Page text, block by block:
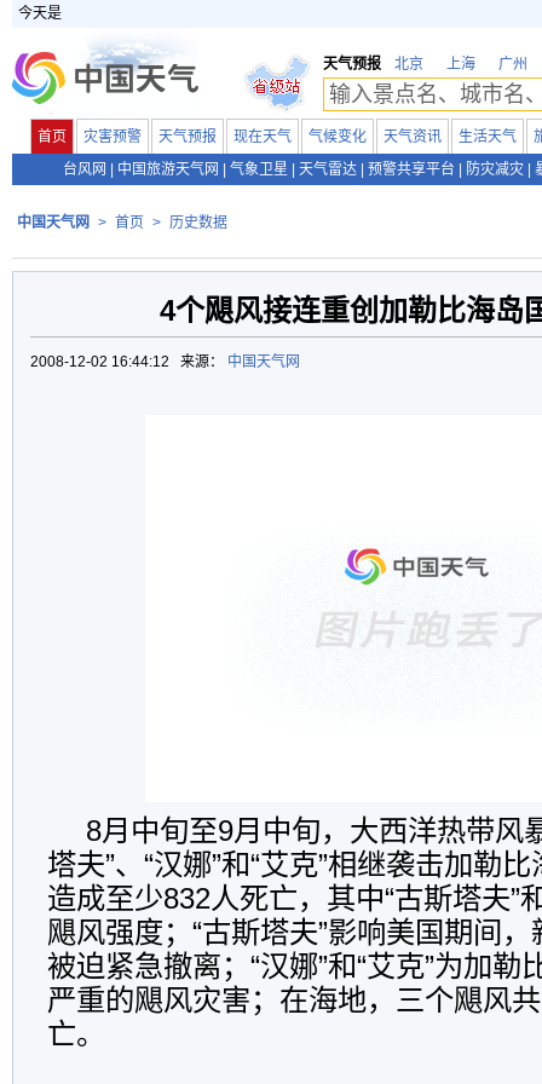
今天是
天气预报 北京 上海 广州
首页 灾害预警 天气预报 现在天气 气候变化 天气资讯 生活天气
台风网
中国旅游天气网 气象卫星 天气雷达 预警共享平台 防灾减灾
中国天气网 > 首页 > 历史数据
4个飓风接连重创加勒比海岛
2008-12-02 16:44:12 来源： 中国天气网
8月中旬至9月中旬，大西洋热带风
塔夫”、“汉娜”和“艾克”相继袭击加勒
造成至少832人死亡，其中“古斯塔夫”
飓风强度；“古斯塔夫”影响美国期间
被迫紧急撤离；“汉娜”和“艾克”为加勒
严重的飓风灾害；在海地，三个飓风
亡。